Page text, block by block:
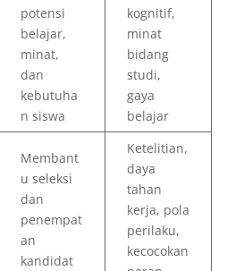
potensi
belajar,
minat,
dan
kebutuha
n siswa
kognitif,
minat
bidang
studi,
gaya
belajar
Membant
u seleksi
dan
penempat
an
kandidat
Ketelitian,
daya
tahan
kerja, pola
perilaku,
kecocokan